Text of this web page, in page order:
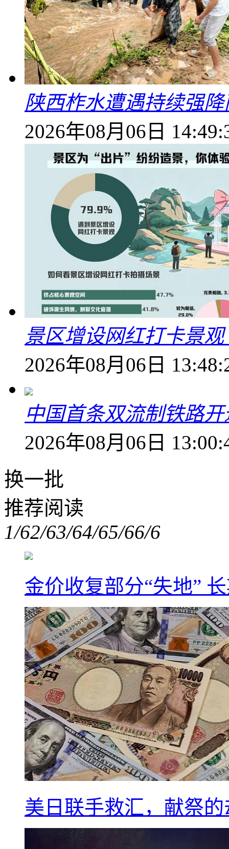
陕西柞水遭遇持续强
2026年08月06日
景区增设网红打卡景
2026年08月06日
中国首条双流制铁路
2026年08月06日
换一批
推荐阅读
1/62/63/64/65/66/6
金价收复部分“失地”
美日联手救汇，献祭